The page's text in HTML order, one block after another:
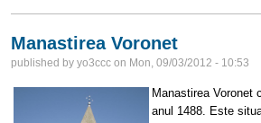
Manastirea Voronet
published by yo3ccc on Mon, 09/03/2012 - 10:53
Manastirea Voronet
anul 1488. Este